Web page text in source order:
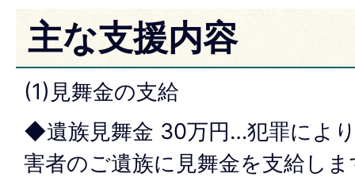
主な支援内容
(1)見舞金の支給
◆遺族見舞金 30万円…犯罪によ
害者のご遺族に見舞金を支給し